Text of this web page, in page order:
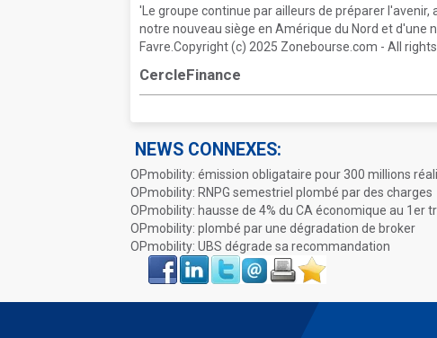
'Le groupe continue par ailleurs de préparer
notre nouveau siège en Amérique du Nord et d'une
Favre.Copyright (c) 2025 Zonebourse.com - All rights
CercleFinance
NEWS CONNEXES:
OPmobility: émission obligataire pour 300 millions
OPmobility: RNPG semestriel plombé par des charges
OPmobility: hausse de 4% du CA économique au 1er
OPmobility: plombé par une dégradation de broker
OPmobility: UBS dégrade sa recommandation
Face
book
LinkIn Twitter Envoyer ImprimerFavoris